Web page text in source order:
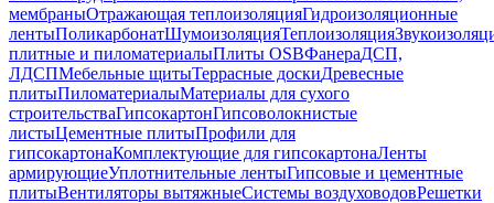
мембраныОтражающая теплоизоляцияГидроизоляционные
лентыПоликарбонатШумоизоляцияТеплоизоляция
плитные и пиломатериалыПлиты OSBФанераДСП,
ЛДСПМебельные щитыТеррасные доскиДревесные
плитыПиломатериалыМатериалы для сухого
строительстваГипсокартонГипсоволокнистые
листыЦементные плитыПрофили для
гипсокартонаКомплектующие для гипсокартонаЛенты
армирующиеУплотнительные лентыГипсовые и цементные
плитыВентиляторы вытяжныеСистемы воздуховодовРешетки